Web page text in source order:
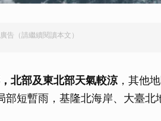
廣告（請繼續閱讀本文）
北部及東北部天氣較涼，其他
短暫雨，基隆北海岸、大臺北